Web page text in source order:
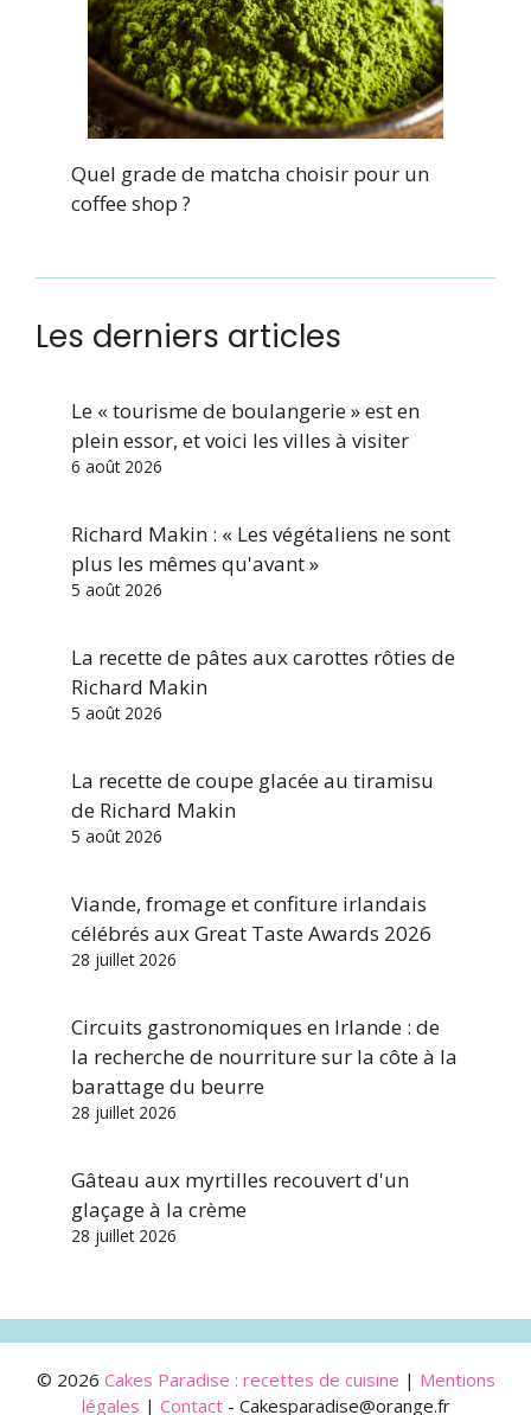
Quel grade de matcha choisir pour un
coffee shop ?
Les derniers articles
Le « tourisme de boulangerie » est en
plein essor, et voici les villes à visiter
6 août 2026
Richard Makin : « Les végétaliens ne sont
plus les mêmes qu'avant »
5 août 2026
La recette de pâtes aux carottes rôties de
Richard Makin
5 août 2026
La recette de coupe glacée au tiramisu
de Richard Makin
5 août 2026
Viande, fromage et confiture irlandais
célébrés aux Great Taste Awards 2026
28 juillet 2026
Circuits gastronomiques en Irlande : de
la recherche de nourriture sur la côte à la
barattage du beurre
28 juillet 2026
Gâteau aux myrtilles recouvert d'un
glaçage à la crème
28 juillet 2026
© 2026 Cakes Paradise : recettes de cuisine | Mentions
légales | Contact- Cakesparadise@orange.fr